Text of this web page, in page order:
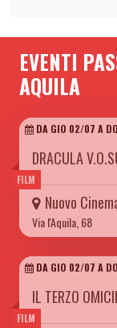
EVENTI
AQUILA
FILM
DA GIO 02/07 A
DRACULA
Nuovo
Via l'Aquila, 68
FILM
DA GIO 02/07 A
IL TERZO